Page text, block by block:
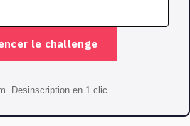
le challenge
Desinscription en 1 clic.